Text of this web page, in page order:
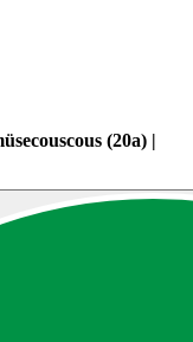
(20a) |